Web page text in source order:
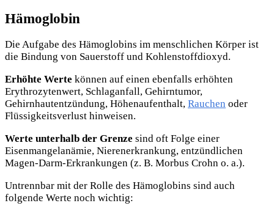
Hämoglobin
Die Aufgabe des Hämoglobins im menschlichen Körper ist
die Bindung von Sauerstoff und Kohlenstoffdioxyd.
Erhöhte Werte können auf einen ebenfalls erhöhten
Erythrozytenwert, Schlaganfall, Gehirntumor,
Gehirnhautentzündung, Höhenaufenthalt, Rauchen oder
Flüssigkeitsverlust hinweisen.
Werte unterhalb der Grenze sind oft Folge einer
Eisenmangelanämie, Nierenerkrankung, entzündlichen
Magen-Darm-Erkrankungen (z. B. Morbus Crohn o. a.).
Untrennbar mit der Rolle des Hämoglobins sind auch
folgende Werte noch wichtig: